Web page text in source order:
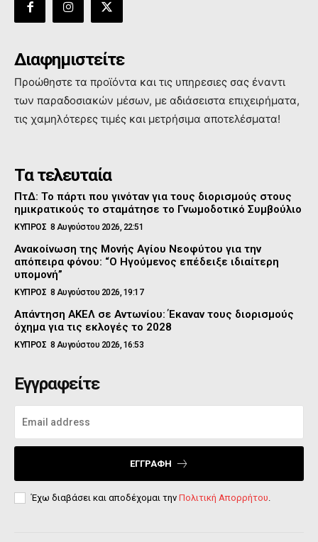
Διαφημιστείτε
Προώθηστε τα προϊόντα και τις υπηρεσιες σας έναντι
των παραδοσιακών μέσων, με αδιάσειστα επιχειρήματα,
τις χαμηλότερες τιμές και μετρήσιμα αποτελέσματα!
Τα τελευταία
ΠτΔ: Το πάρτι που γινόταν για τους διορισμούς στους
ημικρατικούς το σταμάτησε το Γνωμοδοτικό Συμβούλιο
ΚΥΠΡΟΣ 8 Αυγούστου 2026, 22:51
Ανακοίνωση της Μονής Αγίου Νεοφύτου για την
απόπειρα φόνου: “Ο Ηγούμενος επέδειξε ιδιαίτερη
υπομονή”
ΚΥΠΡΟΣ 8 Αυγούστου 2026, 19:17
Απάντηση ΑΚΕΛ σε Αντωνίου: Έκαναν τους διορισμούς
όχημα για τις εκλογές το 2028
ΚΥΠΡΟΣ 8 Αυγούστου 2026, 16:53
Εγγραφείτε
ΕΓΓΡΑΦΉ
Έχω διαβάσει και αποδέχομαι την Πολιτική Απορρήτου.